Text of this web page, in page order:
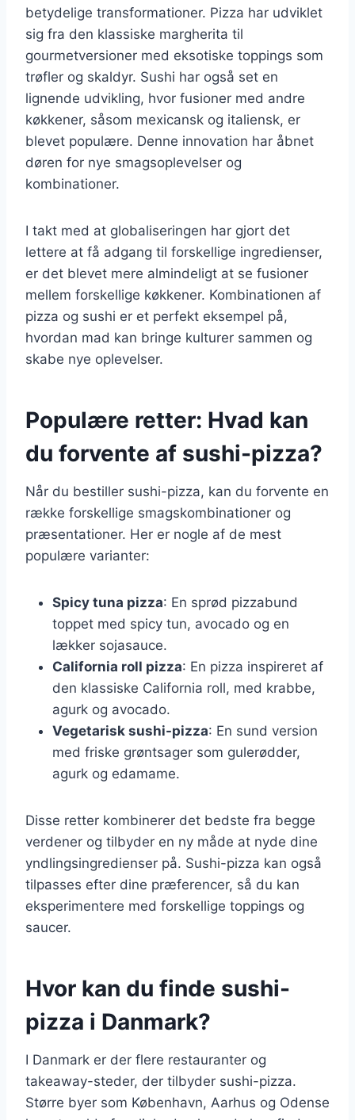
betydelige transformationer. Pizza har udviklet
sig fra den klassiske margherita til
gourmetversioner med eksotiske toppings som
trøfler og skaldyr. Sushi har også set en
lignende udvikling, hvor fusioner med andre
køkkener, såsom mexicansk og italiensk, er
blevet populære. Denne innovation har åbnet
døren for nye smagsoplevelser og
kombinationer.
I takt med at globaliseringen har gjort det
lettere at få adgang til forskellige ingredienser,
er det blevet mere almindeligt at se fusioner
mellem forskellige køkkener. Kombinationen af
pizza og sushi er et perfekt eksempel på,
hvordan mad kan bringe kulturer sammen og
skabe nye oplevelser.
Populære retter: Hvad kan
du forvente af sushi-pizza?
Når du bestiller sushi-pizza, kan du forvente en
række forskellige smagskombinationer og
præsentationer. Her er nogle af de mest
populære varianter:
Spicy tuna pizza: En sprød pizzabund
toppet med spicy tun, avocado og en
lækker sojasauce.
California roll pizza: En pizza inspireret af
den klassiske California roll, med krabbe,
agurk og avocado.
Vegetarisk sushi-pizza: En sund version
med friske grøntsager som gulerødder,
agurk og edamame.
Disse retter kombinerer det bedste fra begge
verdener og tilbyder en ny måde at nyde dine
yndlingsingredienser på. Sushi-pizza kan også
tilpasses efter dine præferencer, så du kan
eksperimentere med forskellige toppings og
saucer.
Hvor kan du finde sushi-
pizza i Danmark?
I Danmark er der flere restauranter og
takeaway-steder, der tilbyder sushi-pizza.
Større byer som København, Aarhus og Odense